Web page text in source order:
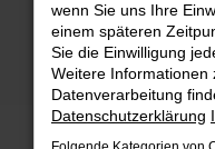
Beim Laden ist ein
Hier sind ein paar
Überprüfe
Laden andere
wenn Sie uns Ihre
einem späteren
Sie die Einwilligung
Weitere Informationen
Datenverarbeitung
Datenschutzerklärung